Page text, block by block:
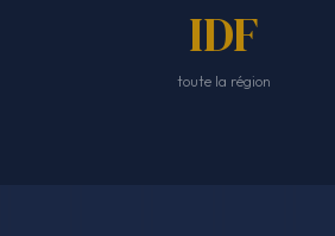
IDF
toute la région